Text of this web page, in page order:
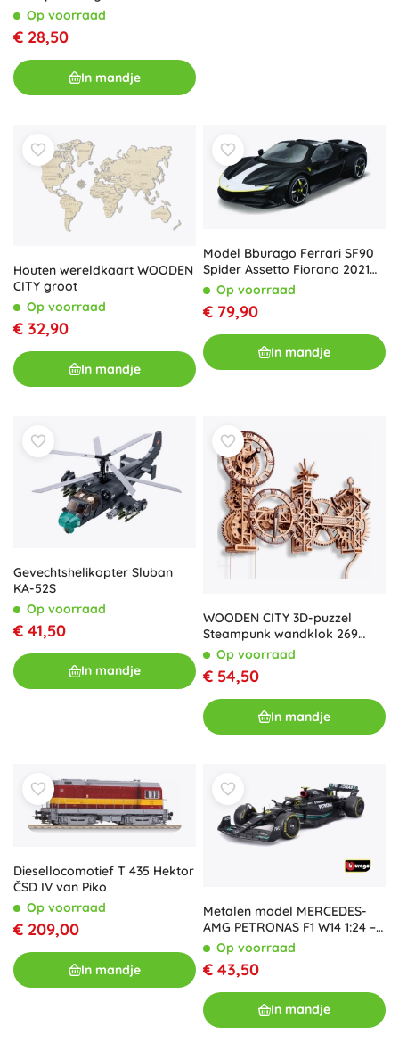
Op voorraad
€ 28,50
In mandje
Houten wereldkaart WOODEN
CITY groot
Op voorraad
€ 32,90
In mandje
Model Bburago Ferrari SF90
Spider Assetto Fiorano 2021
1:18Op voorraad
€ 79,90
In mandje
Gevechtshelikopter Sluban
KA-52S
Op voorraad
€ 41,50
In mandje
WOODEN CITY 3D-puzzel
Steampunk wandklok 269
onderdelen
Op voorraad
€ 54,50
In mandje
Diesellocomotief T 435 Hektor
ČSD IV van Piko
Op voorraad
€ 209,00
In mandje
Metalen model MERCEDES-
AMG PETRONAS F1 W14 1:24 –
Lewis Hamilton #44
Op voorraad
€ 43,50
In mandje